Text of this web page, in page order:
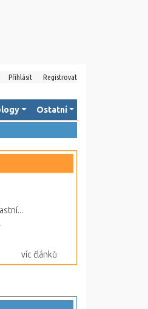
Přihlásit Registrovat
Ostatní
víc článků